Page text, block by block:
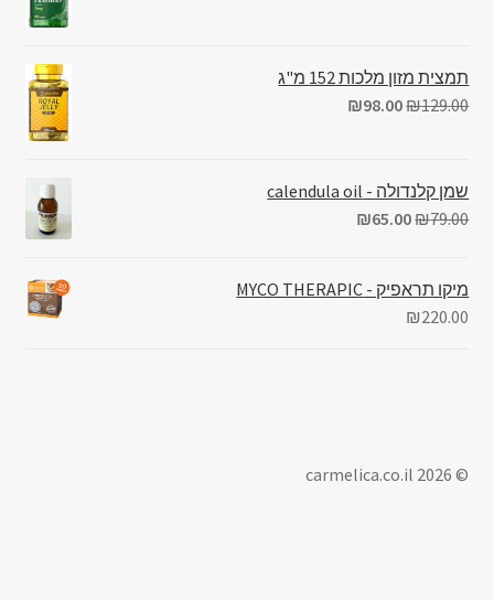
תמצית מזון מלכות 152 מ"ג
₪129.00
₪98.00
שמן קלנדולה - calendula oil
₪79.00
₪65.00
מיקו תראפיק - MYCO THERAPIC
₪220.00
© carmelica.co.il 2026